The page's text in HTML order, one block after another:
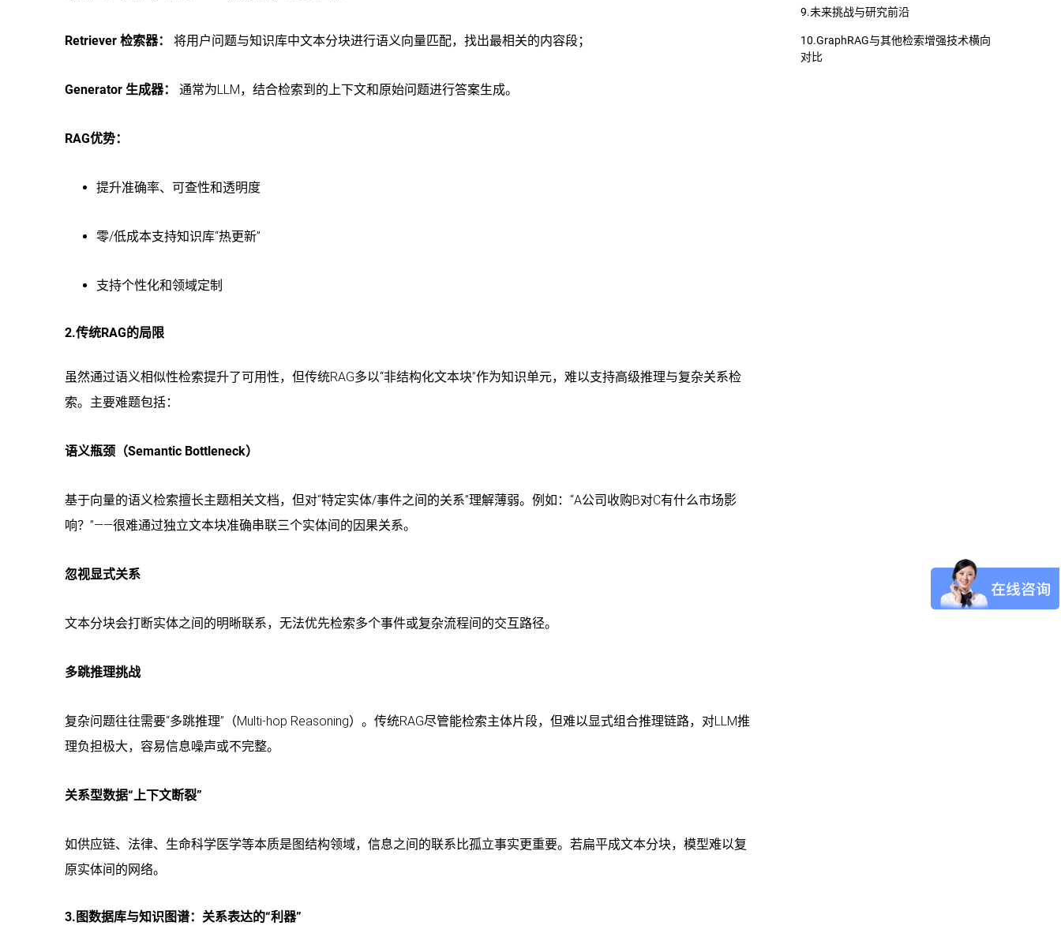
Retriever 检索器： 将用户问题与知识库中文本分块进行语义向量匹配，找出最相关的内容段；
Generator 生成器： 通常为LLM，结合检索到的上下文和原始问题进行答案生成。
RAG优势：
提升准确率、可查性和透明度
零/低成本支持知识库“热更新”
支持个性化和领域定制
2.传统RAG的局限
虽然通过语义相似性检索提升了可用性，但传统RAG多以“非结构化文本块”作为知识单元，难以支持高级推理与复杂关系检
索。主要难题包括：
语义瓶颈（Semantic Bottleneck）
基于向量的语义检索擅长主题相关文档，但对“特定实体/事件之间的关系”理解薄弱。例如：“A公司收购B对C有什么市场影
响？”——很难通过独立文本块准确串联三个实体间的因果关系。
忽视显式关系
文本分块会打断实体之间的明晰联系，无法优先检索多个事件或复杂流程间的交互路径。
多跳推理挑战
复杂问题往往需要“多跳推理”（Multi-hop Reasoning）。传统RAG尽管能检索主体片段，但难以显式组合推理链路，对LLM推
理负担极大，容易信息噪声或不完整。
关系型数据“上下文断裂”
如供应链、法律、生命科学医学等本质是图结构领域，信息之间的联系比孤立事实更重要。若扁平成文本分块，模型难以复
原实体间的网络。
3.图数据库与知识图谱：关系表达的“利器”
9.未来挑战与研究前沿
10.GraphRAG与其他检索增强技术横向
对比